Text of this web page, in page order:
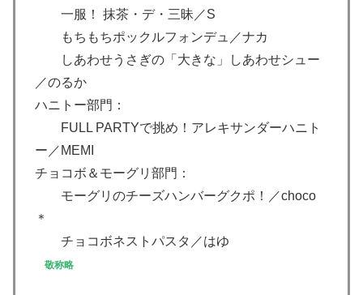
一服！ 抹茶・デ・三昧／S
もちもちポックルフォンデュ／ナカ
しあわせうさぎの「大きな」しあわせシュー
／のるか
ハニトー部門：
FULL PARTYで挑め！アレキサンダーハニト
ー／MEMI
チョコボ＆モーグリ部門：
モーグリのチーズハンバーグクポ！／choco
＊
チョコボネストパスタ／はゆ
敬称略